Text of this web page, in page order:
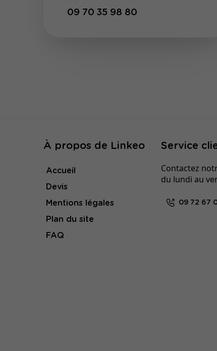
09 70 35 98 80
À propos de Linkeo
Accueil
Devis
Mentions légales
Plan du site
FAQ
Service
Contactez
du lundi au
09 72 67